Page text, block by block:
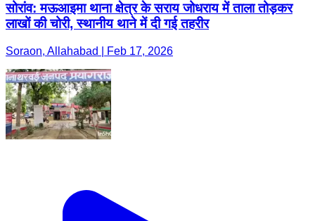
सोरांव: मऊआइमा थाना क्षेत्र के सराय जोधराय में ताला तोड़कर
लाखों की चोरी, स्थानीय थाने में दी गई तहरीर
Soraon, Allahabad | Feb 17, 2026